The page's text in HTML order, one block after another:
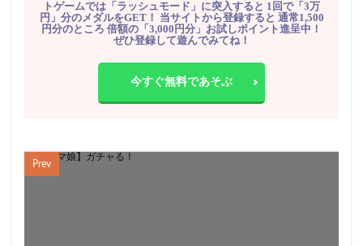
トゲームでは「ラッシュモード」に突入すると 1回で「3万
円」分のメダルをGET！ 当サイトから登録すると 通常1,500
円分のところ 倍額の「3,000円分」お試しポイント進呈中！
ぜひ登録して遊んでみてね！
今すぐ無料であそぶ
Prev